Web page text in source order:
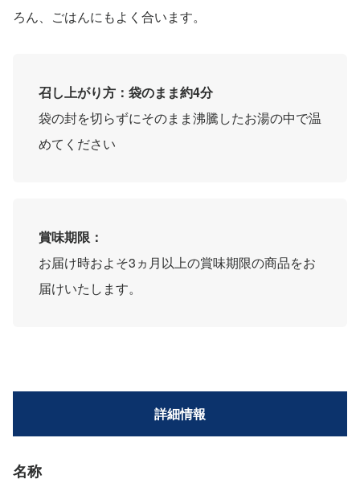
ろん、ごはんにもよく合います。
召し上がり方：袋のまま約4分
袋の封を切らずにそのまま沸騰したお湯の中で温
めてください
賞味期限：
お届け時およそ3ヵ月以上の賞味期限の商品をお
届けいたします。
詳細情報
名称